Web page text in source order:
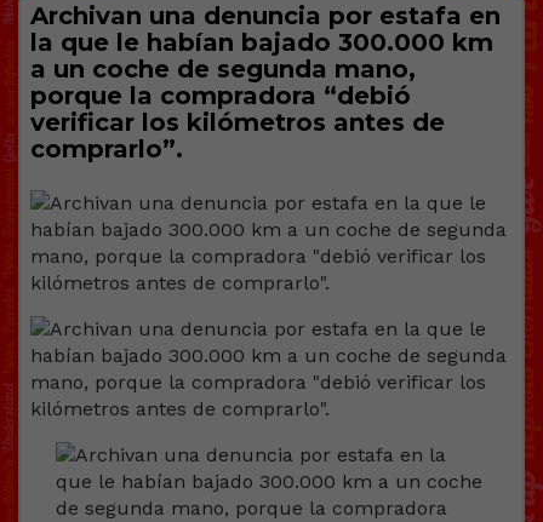
Archivan una denuncia por estafa en
la que le habían bajado 300.000 km
a un coche de segunda mano,
porque la compradora “debió
verificar los kilómetros antes de
comprarlo”.